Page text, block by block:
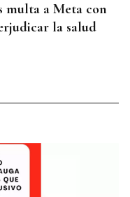
multa a Meta con
la salud